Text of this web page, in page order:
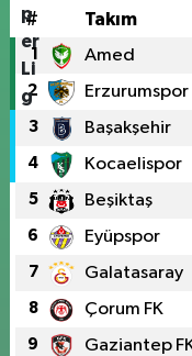
# Takım
1 Amed
2 Erzurumspor
3 Başakşehir
4 Kocaelispor
5 Beşiktaş
6 Eyüpspor
7 Galatasaray
8 Çorum FK
9 Gaziantep